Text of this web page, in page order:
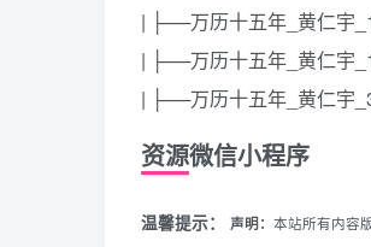
| ├──万历十五年_黄仁宇
| ├──万历十五年_黄仁宇
| ├──万历十五年_黄仁宇
资源微信小程序
温馨提示： 声明： 本站所有内容